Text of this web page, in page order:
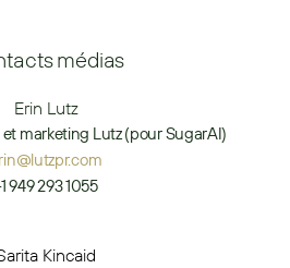
médias
Erin Lutz
marketing Lutz (pour SugarAI)
949 293 1055
Kincaid